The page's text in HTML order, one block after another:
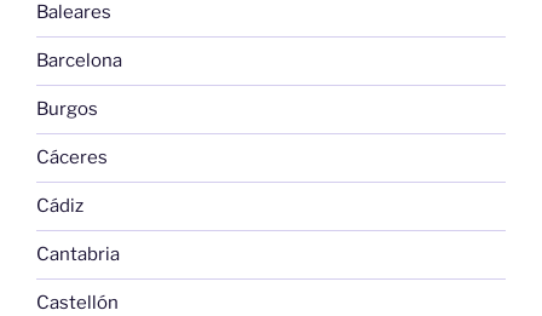
Baleares
Barcelona
Burgos
Cáceres
Cádiz
Cantabria
Castellón